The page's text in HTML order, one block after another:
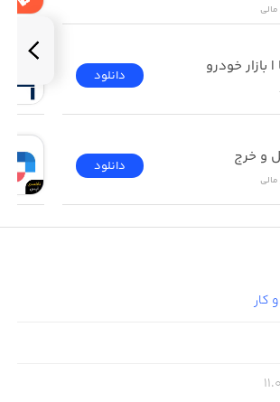
| بازار خودرو دانلود
و خرج دانلود
‌کار
11.0